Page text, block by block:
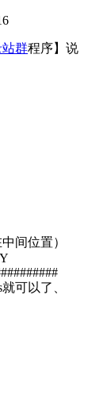
群程序】说
间位置）
可以了、